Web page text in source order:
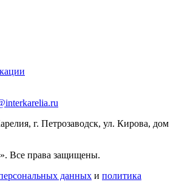
г. Петрозаводск, ул. Кирова, дом
Все права защищены.
данных и политика